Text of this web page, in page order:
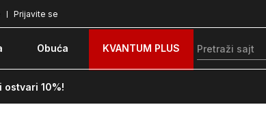
Prijavite se
Obuća KVANTUM PLUS
ostvari 10%!